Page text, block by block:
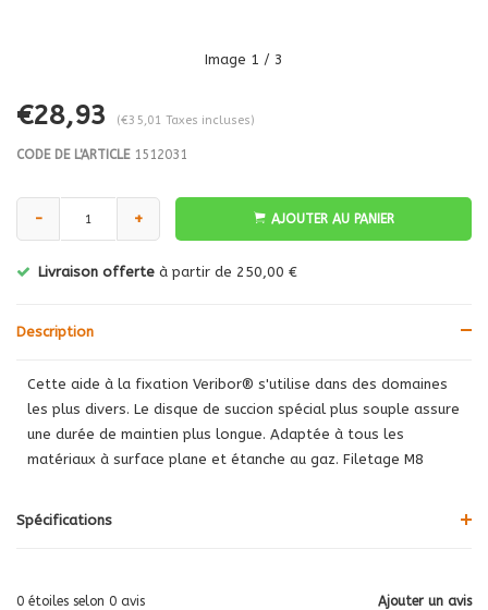
Image 1 / 3
€28,93 (€35,01 Taxes incluses)
CODE DE L'ARTICLE1512031
- + AJOUTER AU PANIER
Livraison offerte à partir de 250,00 €
Description
Cette aide à la fixation Veribor® s'utilise dans des domaines
les plus divers. Le disque de succion spécial plus souple assure
une durée de maintien plus longue. Adaptée à tous les
matériaux à surface plane et étanche au gaz. Filetage M8
Spécifications
Ajouter un avis
0 étoiles selon 0 avis